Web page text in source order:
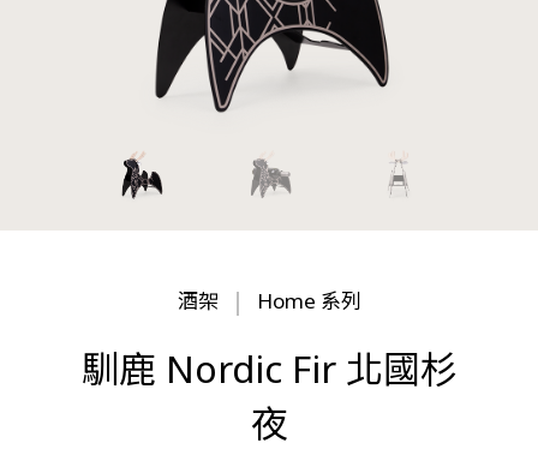
酒架 Home 系列
馴鹿 Nordic Fir 北國杉
夜